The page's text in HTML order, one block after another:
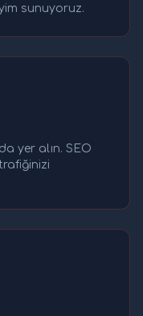
sunuyoruz.
yer alın. SEO